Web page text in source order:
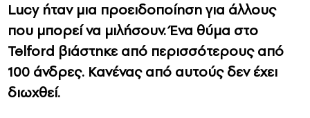
Lucy ήταν μια προειδοποίηση για άλλους
που μπορεί να μιλήσουν. Ένα θύμα στο
Telford βιάστηκε από περισσότερους από
100 άνδρες. Κανένας από αυτούς δεν έχει
διωχθεί.